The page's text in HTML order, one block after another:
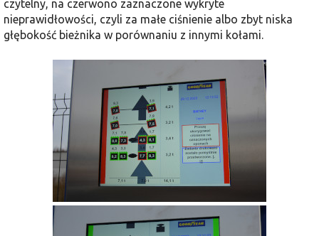
czytelny, na czerwono zaznaczone wykryte
nieprawidłowości, czyli za małe ciśnienie albo zbyt niska
głębokość bieżnika w porównaniu z innymi kołami.